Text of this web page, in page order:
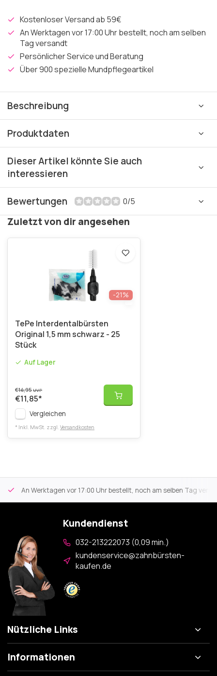
Kostenloser Versand ab 59€
An Werktagen vor 17:00 Uhr bestellt, noch am selben
Tag versandt
Persönlicher Service und Beratung
Über 900 spezielle Mundpflegeartikel
Beschreibung
Produktdaten
Dieser Artikel könnte Sie auch
interessieren
Bewertungen 0/5
Zuletzt von dir angesehen
-21%
TePe Interdentalbürsten
Original 1,5 mm schwarz - 25
Stück
Auf Lager
€14,95UVP
€11,85*
Vergleichen
* Inkl. MwSt. zzgl. Versandkosten
An Werktagen vor 17:00 Uhr bestellt, noch am selben Tag
Kundendienst
032-213222073 (0,09 min.)
kundenservice@zahnbürsten-
kaufen.de
Nützliche Links
Informationen